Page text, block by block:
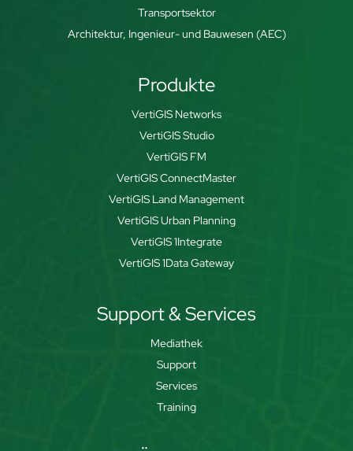
Transportsektor
Architektur, Ingenieur- und Bauwesen (AEC)
Produkte
VertiGIS Networks
VertiGIS Studio
VertiGIS FM
VertiGIS ConnectMaster
VertiGIS Land Management
VertiGIS Urban Planning
VertiGIS 1Integrate
VertiGIS 1Data Gateway
Support & Services
Mediathek
Support
Services
Training